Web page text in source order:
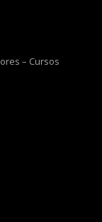
– Cursos